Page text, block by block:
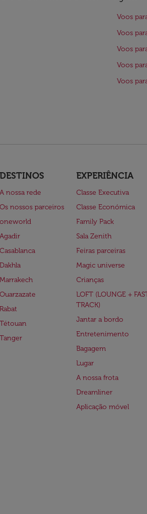
Voos
Voos
Voos
Voos
Voos
DESTINOS
A nossa rede
Os nossos parceiros
oneworld
Agadir
Casablanca
Dakhla
Marrakech
Ouarzazate
Rabat
Tétouan
Tanger
EXPERIÊNCIA
Classe Executiva
Classe Económica
Family Pack
Sala Zenith
Feiras parceiras
Magic universe
Crianças
LOFT (LOUNGE +
TRACK)
Jantar a bordo
Entretenimento
Bagagem
Lugar
A nossa frota
Dreamliner
Aplicação móvel